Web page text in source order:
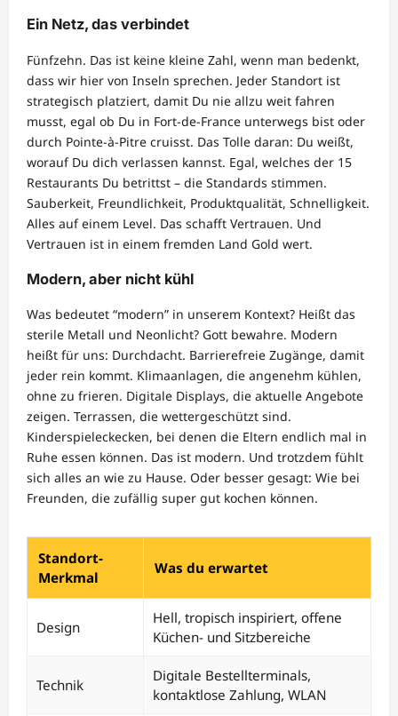
Ein Netz, das verbindet
Fünfzehn. Das ist keine kleine Zahl, wenn man bedenkt,
dass wir hier von Inseln sprechen. Jeder Standort ist
strategisch platziert, damit Du nie allzu weit fahren
musst, egal ob Du in Fort-de-France unterwegs bist oder
durch Pointe-à-Pitre cruisst. Das Tolle daran: Du weißt,
worauf Du dich verlassen kannst. Egal, welches der 15
Restaurants Du betrittst – die Standards stimmen.
Sauberkeit, Freundlichkeit, Produktqualität, Schnelligkeit.
Alles auf einem Level. Das schafft Vertrauen. Und
Vertrauen ist in einem fremden Land Gold wert.
Modern, aber nicht kühl
Was bedeutet “modern” in unserem Kontext? Heißt das
sterile Metall und Neonlicht? Gott bewahre. Modern
heißt für uns: Durchdacht. Barrierefreie Zugänge, damit
jeder rein kommt. Klimaanlagen, die angenehm kühlen,
ohne zu frieren. Digitale Displays, die aktuelle Angebote
zeigen. Terrassen, die wettergeschützt sind.
Kinderspieleckecken, bei denen die Eltern endlich mal in
Ruhe essen können. Das ist modern. Und trotzdem fühlt
sich alles an wie zu Hause. Oder besser gesagt: Wie bei
Freunden, die zufällig super gut kochen können.
Standort-
Merkmal
Was du erwartet
Design
Hell, tropisch inspiriert, offene
Küchen- und Sitzbereiche
Technik
Digitale Bestellterminals,
kontaktlose Zahlung, WLAN